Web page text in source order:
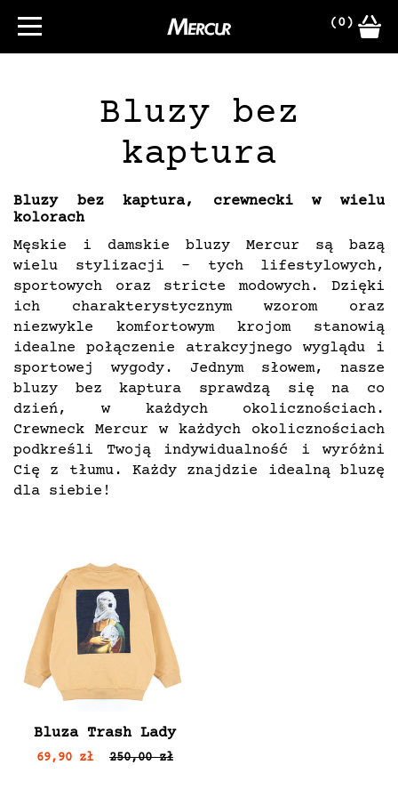
(0)
Bluzy bez
kaptura
Bluzy bez kaptura, crewnecki w wielu
kolorach
Męskie i damskie bluzy Mercur są bazą
wielu stylizacji - tych lifestylowych,
sportowych oraz stricte modowych. Dzięki
ich charakterystycznym wzorom oraz
niezwykle komfortowym krojom stanowią
idealne połączenie atrakcyjnego wyglądu i
sportowej wygody. Jednym słowem, nasze
bluzy bez kaptura sprawdzą się na co
dzień, w każdych okolicznościach.
Crewneck Mercur w każdych okolicznościach
podkreśli Twoją indywidualność i wyróżni
Cię z tłumu. Każdy znajdzie idealną bluzę
dla siebie!
Bluza Trash Lady
69,90 zł 250,00 zł